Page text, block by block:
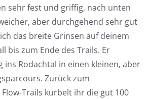
sehr fest und griffig, nach unten
aber durchgehend sehr gut
das breite Grinsen auf deinem
bis zum Ende des Trails. Er
ins Rodachtal in einen kleinen, aber
Zurück zum
Trails kurbelt ihr die gut 100